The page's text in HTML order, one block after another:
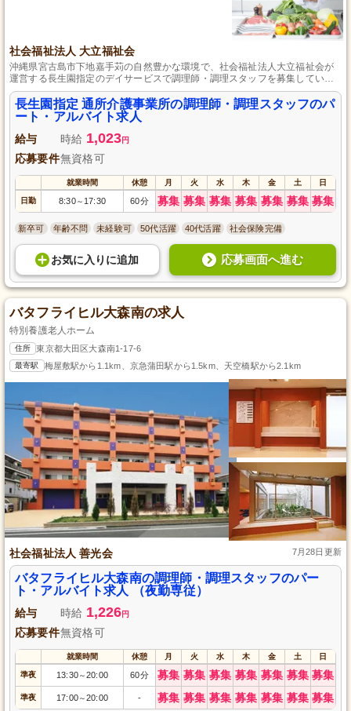
社会福祉法人 大立福祉会
沖縄県宮古島市下地嘉手苅の自然豊かな環境で、社会福祉法人大立福祉会が
運営する長生園指定のデイサービスで調理師・調理スタッフを募集していま
す。未経験者歓迎、調理師資格不要！パート・アルバイトで柔軟な働き方が
可能です。美味しい食事で利用者様の健康を支え、地域社会に貢献しません
か？丁寧な指導とサポート体制が整っていますので、安心して働けます。ご
応募お待ちしています。
長生園指定 通所介護事業所の調理師・調理スタッフのパ
ート・アルバイト求人
給与 時給 1,023円
応募要件無資格可
就業時間 休憩 月 火 水 木 金 土 日
日勤 8:30～ 17:30 60分 募集 募集 募集 募集 募集 募集 募集
新卒可 年齢不問 未経験可 50代活躍 40代活躍 社会保険完備
お気に入り に追加 応募画面へ進む
バタフライヒル大森南の求人
特別養護老人ホーム
住所 東京都大田区大森南1-17-6
最寄駅 梅屋敷駅から1.1km、京急蒲田駅から1.5km、天空橋駅から2.1km
社会福祉法人 善光会 7月28日更新
バタフライヒル大森南の調理師・調理スタッフのパー
ト・アルバイト求人 （夜勤専従）
給与 時給 1,226円
応募要件無資格可
就業時間 休憩 月 火 水 木 金 土 日
準夜 13:30～20:00 60分 募集 募集 募集 募集 募集 募集 募集
準夜 17:00～20:00 - 募集 募集 募集 募集 募集 募集 募集